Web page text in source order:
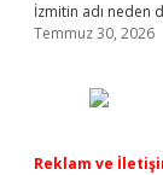
İzmitin adı neden
Temmuz 30, 2026
Reklam ve